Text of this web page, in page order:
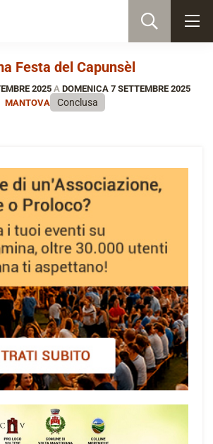
Festa del Capunsèl
2025 ADOMENICA 7 SETTEMBRE 2025
MANTOVA
Conclusa